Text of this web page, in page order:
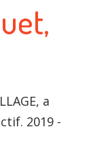
a
2019 -